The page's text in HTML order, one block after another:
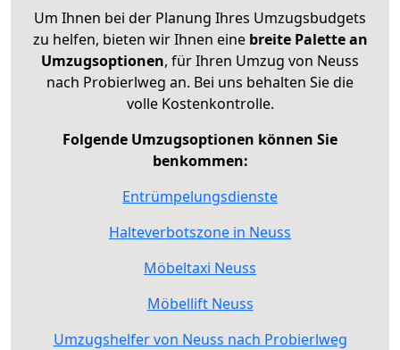
Um Ihnen bei der Planung Ihres Umzugsbudgets
zu helfen, bieten wir Ihnen eine breite Palette an
Umzugsoptionen, für Ihren Umzug von Neuss
nach Probierlweg an. Bei uns behalten Sie die
volle Kostenkontrolle.
Folgende Umzugsoptionen können Sie
benkommen:
Entrümpelungsdienste
Halteverbotszone in Neuss
Möbeltaxi Neuss
Möbellift Neuss
Umzugshelfer von Neuss nach Probierlweg